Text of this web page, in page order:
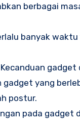
berbagai
banyak
Kecanduan
gadget yang
postur.
pada gadget